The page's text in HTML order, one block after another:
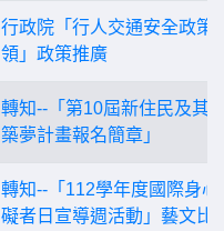
行政院「行人交通安全政策
領」政策推廣
轉知--「第10屆新住民及其
築夢計畫報名簡章」
轉知--「112學年度國際身心
礙者日宣導週活動」藝文比